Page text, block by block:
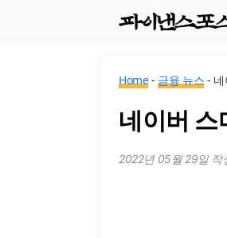
Home-금융 뉴스 -
네이버 스
2022년 05월 29일 작